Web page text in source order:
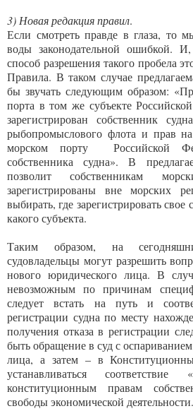
3) Новая редакция правил.
Если смотреть правде в глаза, то
воды законодательной ошибкой.
способ разрешения такого пробела
Правила. В таком случае
бы звучать следующим образом:
порта в том же субъекте
зарегистрирован собственник
рыбопромыслового флота и прав
морском порту Российской
собственника судна». В
позволит собственникам
зарегистрированы вне морских
выбирать, где зарегистрировать
какого субъекта.
Таким образом, на
судовладельцы могут разрешить
нового юридического лица. В
невозможным по причинам
следует встать на путь и
регистрации судна по месту
получения отказа в регистрации
быть обращение в суд с
лица, а затем – в
устанавливаться
конституционным правам
свободы экономической деятельности.